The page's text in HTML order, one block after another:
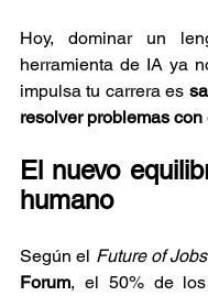
Hoy, dominar un
herramienta de IA ya
impulsa tu carrera es
resolver problemas con
El nuevo
humano
Según el Future of
Forum, el 50% de los